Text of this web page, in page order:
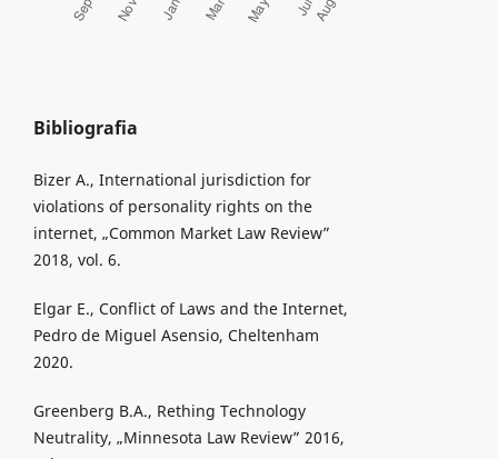
Bibliografia
Bizer A., International jurisdiction for
violations of personality rights on the
internet, „Common Market Law Review”
2018, vol. 6.
Elgar E., Conflict of Laws and the Internet,
Pedro de Miguel Asensio, Cheltenham
2020.
Greenberg B.A., Rething Technology
Neutrality, „Minnesota Law Review” 2016,